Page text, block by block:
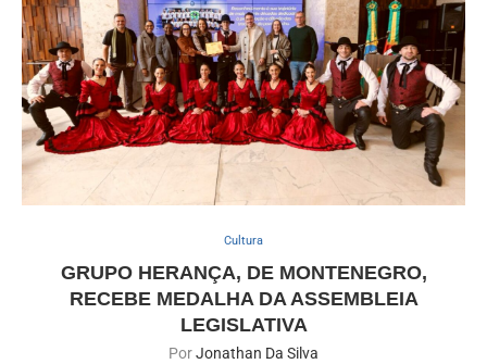
Cultura
GRUPO HERANÇA, DE MONTENEGRO,
RECEBE MEDALHA DA ASSEMBLEIA
LEGISLATIVA
PorJonathan Da Silva